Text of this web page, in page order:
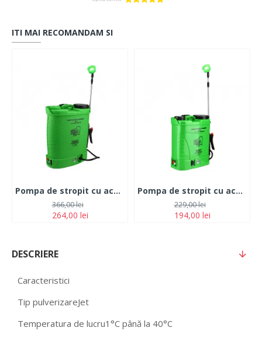
ITI MAI RECOMANDAM SI
Pompa de stropit cu acumulator 18L
264,00 lei
366,00 lei
Pompa de stropit cu acumulator Micul Fermier 12L
194,00 lei
229,00 lei
DESCRIERE
Caracteristici
Tip pulverizareJet
Temperatura de lucru1°C până la 40°C